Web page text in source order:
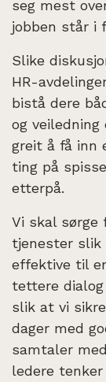
seg mest
jobben står i
Slike
HR-
bistå dere
og
greit å få inn
ting på
etterpå.
Vi skal sørge
tjenester slik
effektive til
tettere
slik at vi
dager med
samtaler
ledere